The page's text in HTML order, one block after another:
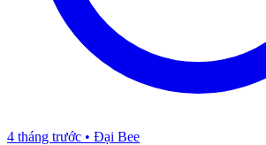
4 tháng trước • Đại Bee